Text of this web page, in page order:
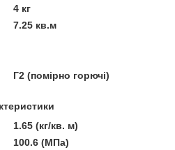
4 кг
7.25 кв.м
Г2 (помірно горючі)
1.65 (кг/кв. м)
100.6 (МПа)